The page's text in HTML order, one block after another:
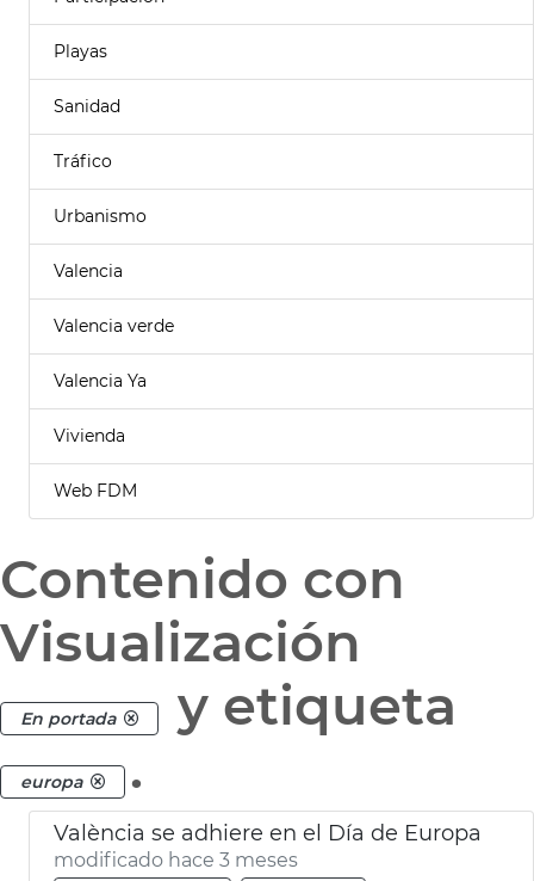
Playas
Sanidad
Tráfico
Urbanismo
Valencia
Valencia verde
Valencia Ya
Vivienda
Web FDM
Contenido con
Visualización
En portada y etiqueta
europa .
València se adhiere en el Día de Europa
modificado hace 3 meses